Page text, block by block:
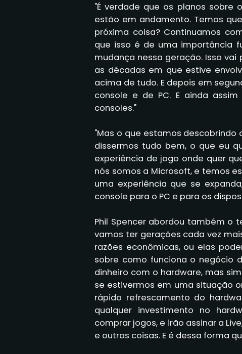
"É verdade que os planos sobre
estão em andamento. Temos
próxima coisa? Continuamos
que isso é de uma importância
mudança nessa geração. Isso
as décadas em que estive
acima de tudo. E depois em
console e de PC. E ainda
consoles."
"Mas o que estamos
dissermos tudo bem, o que eu
experiência de jogo onde quer
nós somos a Microsoft, e temos
uma experiência que se
console para o PC e para os
Phil Spencer abordou também o
vamos ter gerações cada vez
razões econômicas, ou elas
sobre como funciona o negócio
dinheiro com o hardware, mas
se estivermos em uma situação
rápido refrescamento do
qualquer investimento no
comprar jogos, e irão assinar a
e outras coisas. E é dessa forma